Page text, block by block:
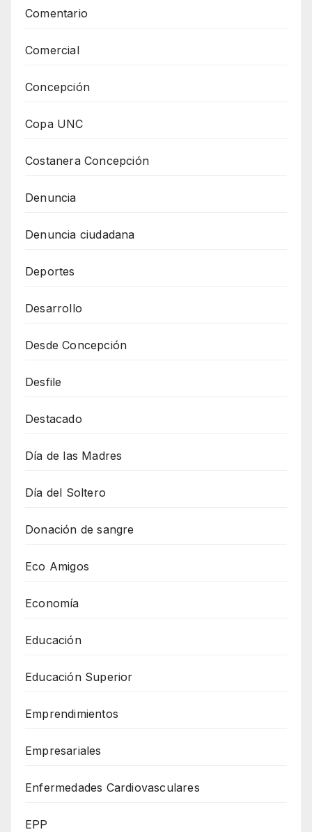
Comentario
Comercial
Concepción
Copa UNC
Costanera Concepción
Denuncia
Denuncia ciudadana
Deportes
Desarrollo
Desde Concepción
Desfile
Destacado
Día de las Madres
Día del Soltero
Donación de sangre
Eco Amigos
Economía
Educación
Educación Superior
Emprendimientos
Empresariales
Enfermedades Cardiovasculares
EPP